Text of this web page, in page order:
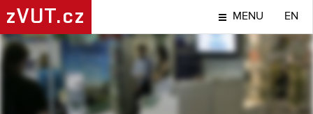
zVUT.cz MENU EN
NÁPADY A OBJEVY